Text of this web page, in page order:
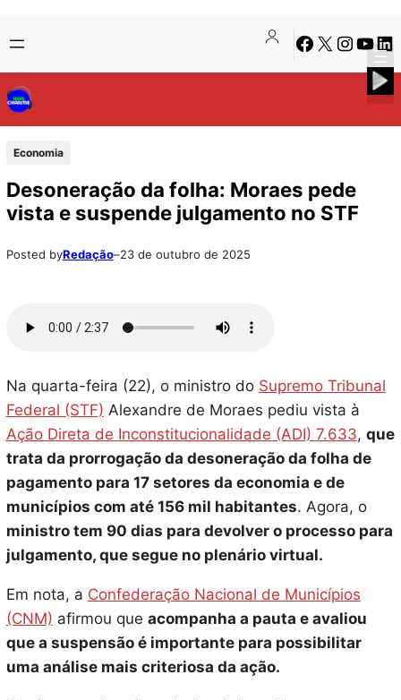
para
o
conteúdo
to
content
Facebook
X Instagram
Economia
Desoneração da folha: Moraes pede
vista e suspende julgamento no STF
Posted byRedação–23 de outubro de 2025
Na quarta-feira (22), o ministro do Supremo Tribunal
Federal (STF) Alexandre de Moraes pediu vista à
Ação Direta de Inconstitucionalidade (ADI) 7.633, que
trata da prorrogação da desoneração da folha de
pagamento para 17 setores da economia e de
municípios com até 156 mil habitantes. Agora, o
ministro tem 90 dias para devolver o processo para
julgamento, que segue no plenário virtual.
Em nota, a Confederação Nacional de Municípios
(CNM) afirmou que acompanha a pauta e avaliou
que a suspensão é importante para possibilitar
uma análise mais criteriosa da ação.